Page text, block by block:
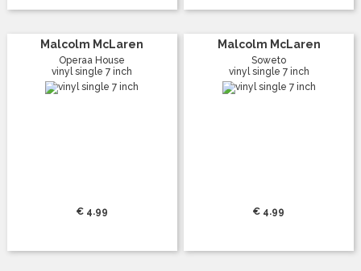
Malcolm McLaren
Operaa House
vinyl single 7 inch
€ 4.99
Malcolm McLaren
Soweto
vinyl single 7 inch
€ 4.99